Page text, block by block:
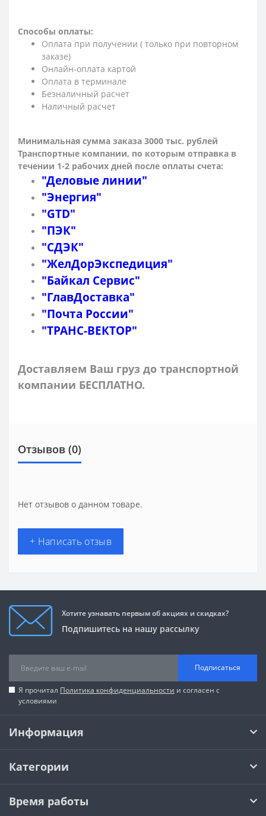
Способы оплаты:
Оплата при получении ( только при повторном
заказе)
Онлайн-оплата картой
Оплата в терминале
Безналичный расчет
Наличный расчет
Минимальная сумма заказа 3000 тыс. рублей
Транспортные компании, по которым отправка в
течении 1-2 рабочих дней после оплаты счета:
"Деловые линии"
"Энергия"
"GTD"
"ПЭК"
"СДЭК"
"ЖелДорЭкспедиция"
"Байкал Сервис"
"ГлавДоставка"
"Почта России"
"ТРАНС-ВЕКТОР"
Доставляем Ваш груз до транспортной
компании БЕСПЛАТНО.
Отзывов (0)
Нет отзывов о данном товаре.
+ Написать отзыв
Хотите узнавать первым об акциях и скидках?
Подпишитесь на нашу рассылку
Подписаться
Я прочитал Политика конфиденциальности и согласен с
условиями
Информация
Категории
Время работы